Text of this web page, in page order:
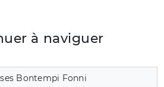
à naviguer
Bontempi Fonni